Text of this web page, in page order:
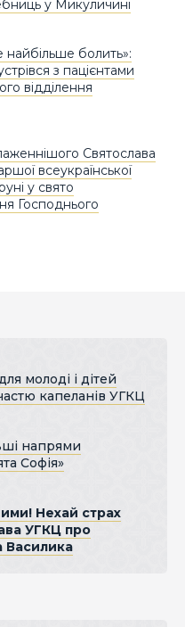
у Микуличині
найбільше болить»:
з пацієнтами
відділення
Святослава
всеукраїнської
у свято
Господнього
молоді і дітей
капеланів УГКЦ
напрями
Софія»
Нехай страх
УГКЦ про
Василика